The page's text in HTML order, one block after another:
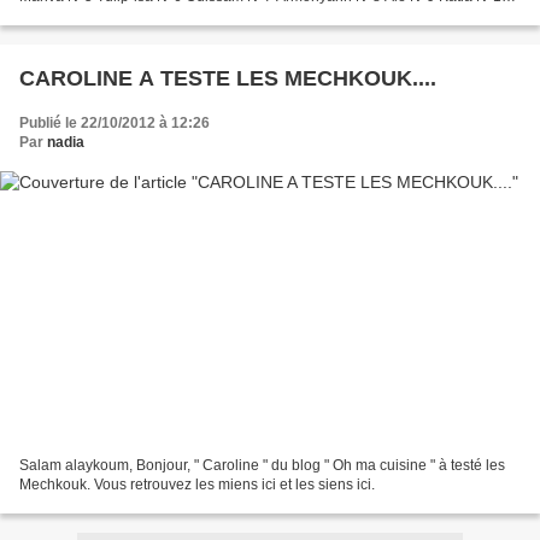
CAROLINE A TESTE LES MECHKOUK....
Publié le 22/10/2012 à 12:26
Par nadia
Salam alaykoum, Bonjour, " Caroline " du blog " Oh ma cuisine " à testé les
Mechkouk. Vous retrouvez les miens ici et les siens ici.